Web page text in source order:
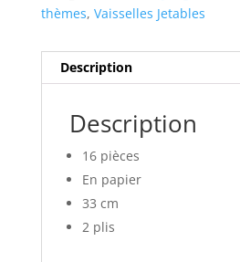
thèmes, Vaisselles Jetables
Description
Description
16 pièces
En papier
33 cm
2 plis